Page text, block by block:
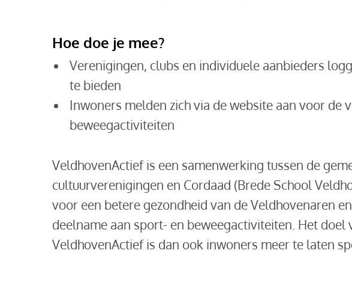
Hoe doe je mee?
Verenigingen, clubs en individuele aanbieders
te bieden
Inwoners melden zich via de website aan voor de
beweegactiviteiten
VeldhovenActief is een samenwerking tussen de
cultuurverenigingen en Cordaad (Brede School
voor een betere gezondheid van de Veldhovenaren
deelname aan sport- en beweegactiviteiten. Het doel
VeldhovenActief is dan ook inwoners meer te laten